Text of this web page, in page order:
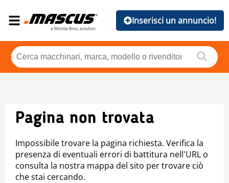
Inserisci un annuncio!
Pagina non trovata
Impossibile trovare la pagina richiesta. Verifica la
presenza di eventuali errori di battitura nell'URL o
consulta la nostra mappa del sito per trovare ciò
che stai cercando.